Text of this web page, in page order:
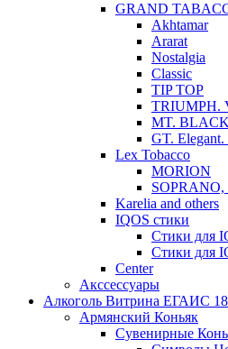
GRAND
Akhtamar
Ararat
Nostalgia
Classic
TIP TOP
TRIUMPH.
MT.
GT.
Lex Tobacco
MORION
Karelia and others
IQOS стики
Стики для
Стики для
Сenter
Акссессуары
Алкоголь Витрина ЕГАИС
Армянский Коньяк
Сувенирные